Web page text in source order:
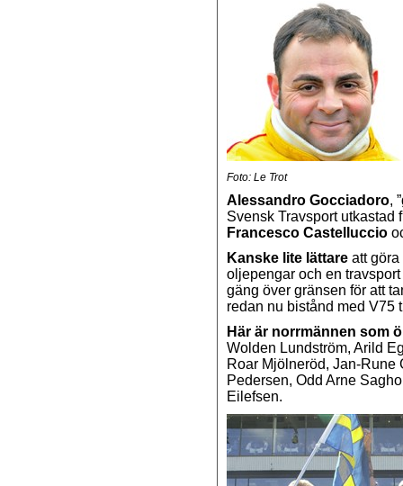
Foto: Le Trot
Alessandro Gocciadoro,
Svensk Travsport
Francesco Castelluccio
Kanske lite lättare att
oljepengar och en
gäng över gränsen för att
redan nu bistånd med V75
Här är norrmännen som
Wolden Lundström, Arild
Roar Mjölneröd, Jan-Rune
Pedersen, Odd Arne
Eilefsen.